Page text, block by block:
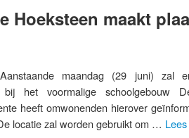
Hoeksteen maakt
maandag (29 juni) zal
bij het voormalige schoolgebouw
heeft omwonenden hierover
locatie zal worden gebruikt om …